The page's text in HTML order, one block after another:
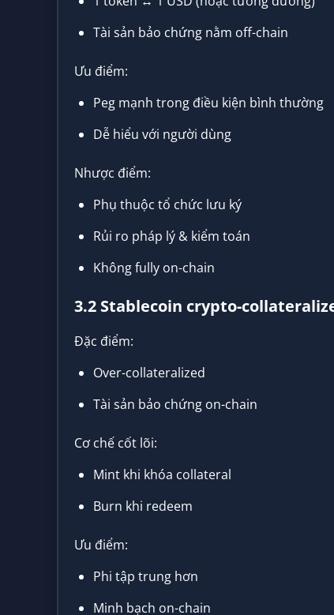
Tài sản bảo chứng nằm off-chain
Ưu điểm:
Peg mạnh trong điều kiện bình thường
Dễ hiểu với người dùng
Nhược điểm:
Phụ thuộc tổ chức lưu ký
Rủi ro pháp lý & kiểm toán
Không fully on-chain
3.2 Stablecoin crypto-
Đặc điểm:
Over-collateralized
Tài sản bảo chứng on-chain
Cơ chế cốt lõi:
Mint khi khóa collateral
Burn khi redeem
Ưu điểm:
Phi tập trung hơn
Minh bạch on-chain